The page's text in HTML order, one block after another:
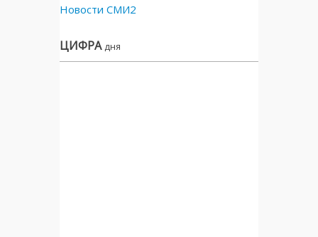
Новости СМИ2
ЦИФРА дня